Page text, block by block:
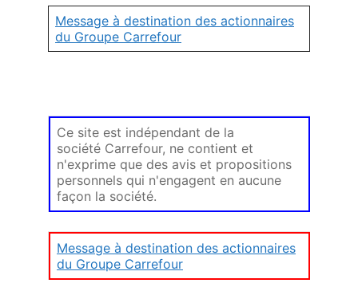
Message à destination des actionnaires
du Groupe Carrefour
Ce site est indépendant de la
société Carrefour, ne contient et
n'exprime que des avis et propositions
personnels qui n'engagent en aucune
façon la société.
Message à destination des actionnaires
du Groupe Carrefour